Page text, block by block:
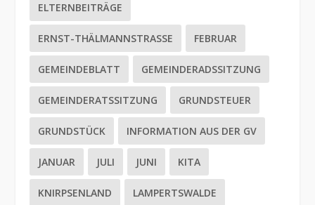
ELTERNBEITRÄGE
ERNST-THÄLMANNSTRASSE FEBRUAR
GEMEINDEBLATT GEMEINDERADSSITZUNG
GEMEINDERATSSITZUNG GRUNDSTEUER
GRUNDSTÜCK INFORMATION AUS DER GV
JANUAR JULI JUNI KITA
KNIRPSENLAND LAMPERTSWALDE